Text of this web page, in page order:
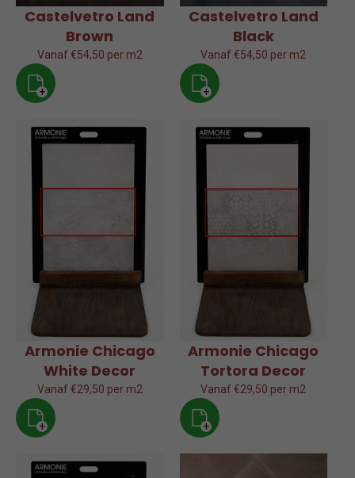
Castelvetro Land
Brown
Vanaf €54,50 per m2
+
Castelvetro Land
Black
Vanaf €54,50 per m2
+
Armonie Chicago
White Decor
Vanaf €29,50 per m2
+
Armonie Chicago
Tortora Decor
Vanaf €29,50 per m2
+